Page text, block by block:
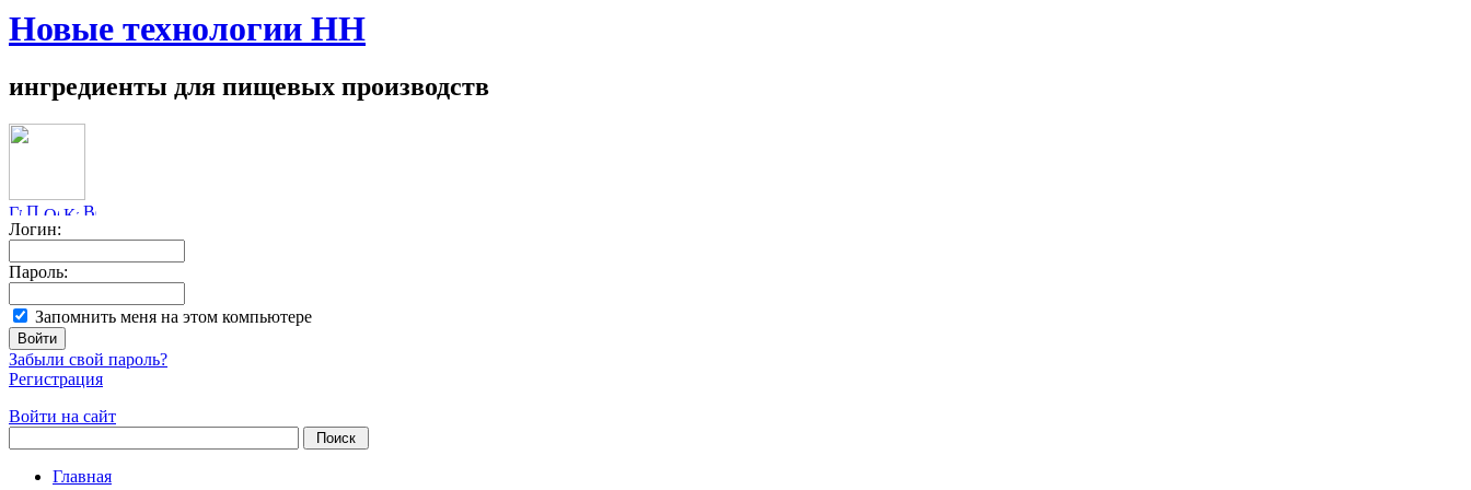
Новые технологии НН
ингредиенты для пищевых производств
Логин:
Пароль:
Запомнить меня на этом компьютере
Забыли свой пароль?
Регистрация
Войти на сайт
Главная